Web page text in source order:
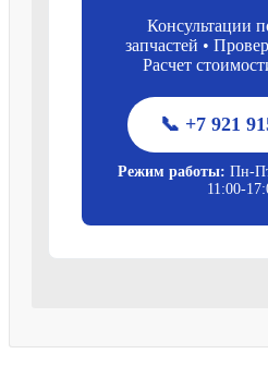
Консультации
запчастей •
Расчет
📞 +7 921
Режим работы: Пн-
11:00-